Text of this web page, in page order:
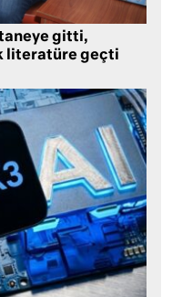
gitti,
literatüre geçti